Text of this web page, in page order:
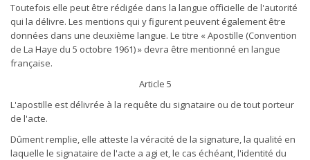
Toutefois elle peut être rédigée dans la langue officielle de l'autorité
qui la délivre. Les mentions qui y figurent peuvent également être
données dans une deuxième langue. Le titre « Apostille (Convention
de La Haye du 5 octobre 1961) » devra être mentionné en langue
française.
Article 5
L'apostille est délivrée à la requête du signataire ou de tout porteur
de l'acte.
Dûment remplie, elle atteste la véracité de la signature, la qualité en
laquelle le signataire de l'acte a agi et, le cas échéant, l'identité du